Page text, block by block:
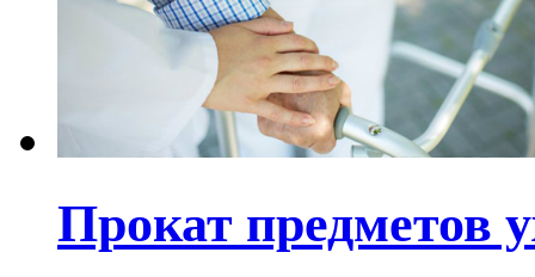
Прокат предметов